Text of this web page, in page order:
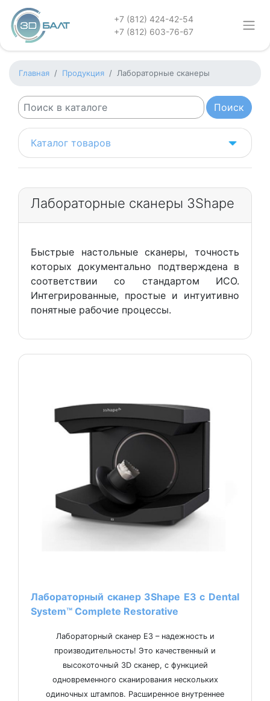
+7 (812) 424-42-54
+7 (812) 603-76-67
Главная Продукция Лабораторные сканеры
Каталог товаров
Лабораторные сканеры 3Shape
Быстрые настольные сканеры, точность
которых документально подтверждена в
соответствии со стандартом ИСО.
Интегрированные, простые и интуитивно
понятные рабочие процессы.
Лабораторный сканер 3Shape Е3 с Dental
System™ Complete Restorative
Лабораторный сканер Е3 – надежность и
производительность! Это качественный и
высокоточный 3D сканер, с функцией
одновременного сканирования нескольких
одиночных штампов. Расширенное внутреннее